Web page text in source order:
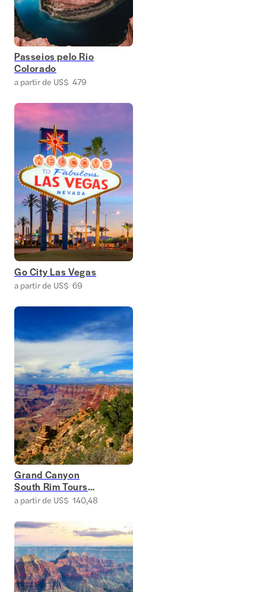
Passeios pelo Rio
Colorado
a partir de US$ 479
Go City Las Vegas
a partir de US$ 69
Grand Canyon
South Rim Tours
From Las Vegas
a partir de US$ 140,48